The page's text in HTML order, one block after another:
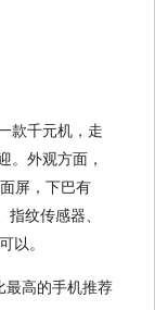
款千元机，走
。外观方面，
屏，下巴有
指纹传感器、
以。